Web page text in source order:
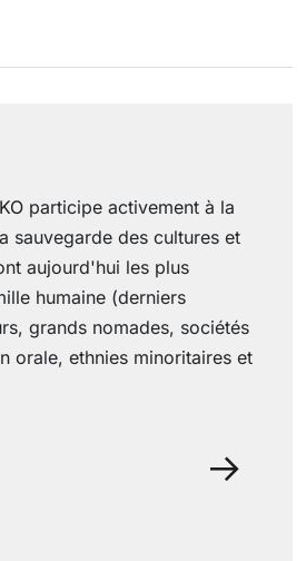
participe activement à la
sauvegarde des cultures et
aujourd'hui les plus
humaine (derniers
grands nomades, sociétés
orale, ethnies minoritaires et